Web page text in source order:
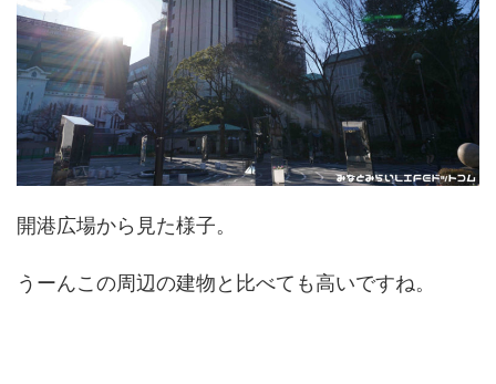
開港広場から見た様子。
うーんこの周辺の建物と比べても高いですね。